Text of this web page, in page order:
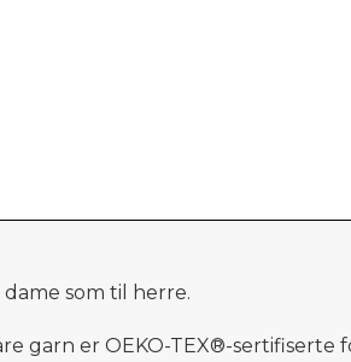
som til herre.
garn er OEKO-TEX®-